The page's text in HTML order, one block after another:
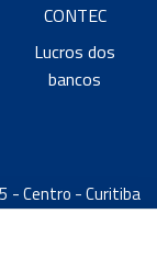
CONTEC
Lucros dos
bancos
- Centro - Curitiba